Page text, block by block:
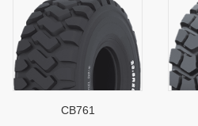
CB761